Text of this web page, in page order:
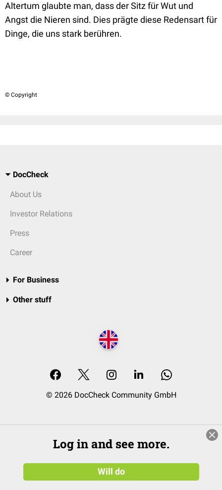
Altertum glaubte man, dass der Sitz für Wut und
Angst die Nieren sind. Dies prägte diese Redensart für
Dinge, die uns stark berühren.
© Copyright
DocCheck
About Us
Investor Relations
Press
Career
For Business
Other stuff
© 2026 DocCheck Community GmbH
Log in and see more.
Will do